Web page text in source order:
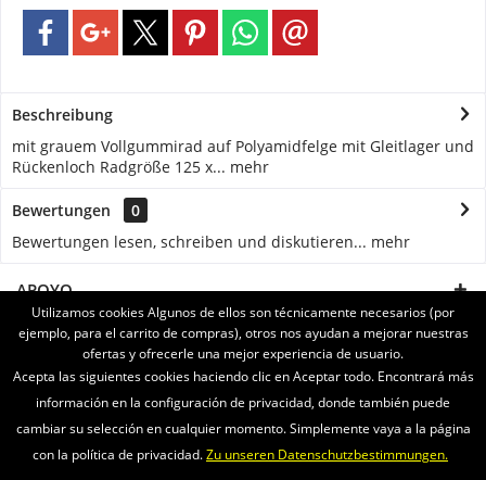
Beschreibung
mit grauem Vollgummirad auf Polyamidfelge mit Gleitlager und
Rückenloch Radgröße 125 x... mehr
Bewertungen
0
Bewertungen lesen, schreiben und diskutieren... mehr
APOYO
SERVICE
INFORMATIONEN
ENVIAMOS CON
Utilizamos cookies Algunos de ellos son técnicamente necesarios (por
ejemplo, para el carrito de compras), otros nos ayudan a mejorar nuestras
ofertas y ofrecerle una mejor experiencia de usuario.
Acepta las siguientes cookies haciendo clic en Aceptar todo. Encontrará más
información en la configuración de privacidad, donde también puede
cambiar su selección en cualquier momento. Simplemente vaya a la página
con la política de privacidad.Zu unseren Datenschutzbestimmungen.